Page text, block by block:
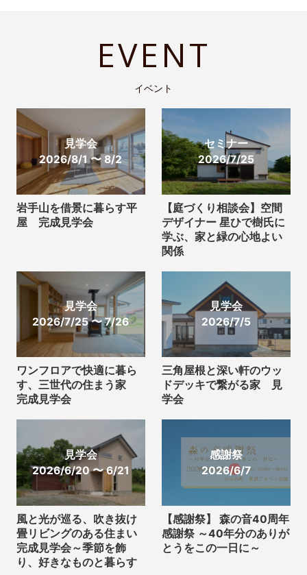
EVENT
イベント
見学会
2026/8/1 〜 8/2
岩手山を借景に暮らす平
屋 完成見学会
セミナー
2026/7/25
【庭づくり相談会】空間
デザイナー 星ひで樹氏に
学ぶ、家と緑の心地よい
関係
見学会
2026/7/25 〜 7/26
ワンフロアで快適に暮ら
す、三世代の住まう家
完成見学会
見学会
2026/7/5
三角屋根と深い軒のウッ
ドデッキで繋がる家 見
学会
見学会
2026/6/20 〜 6/21
風と光が巡る、吹き抜け
畳リビングのある住まい
完成見学会～季節を飾
り、好きなものと暮らす
感謝祭
2026/6/7
【感謝祭】 森の音40周年
感謝祭 ～40年分のありが
とうをこの一日に～